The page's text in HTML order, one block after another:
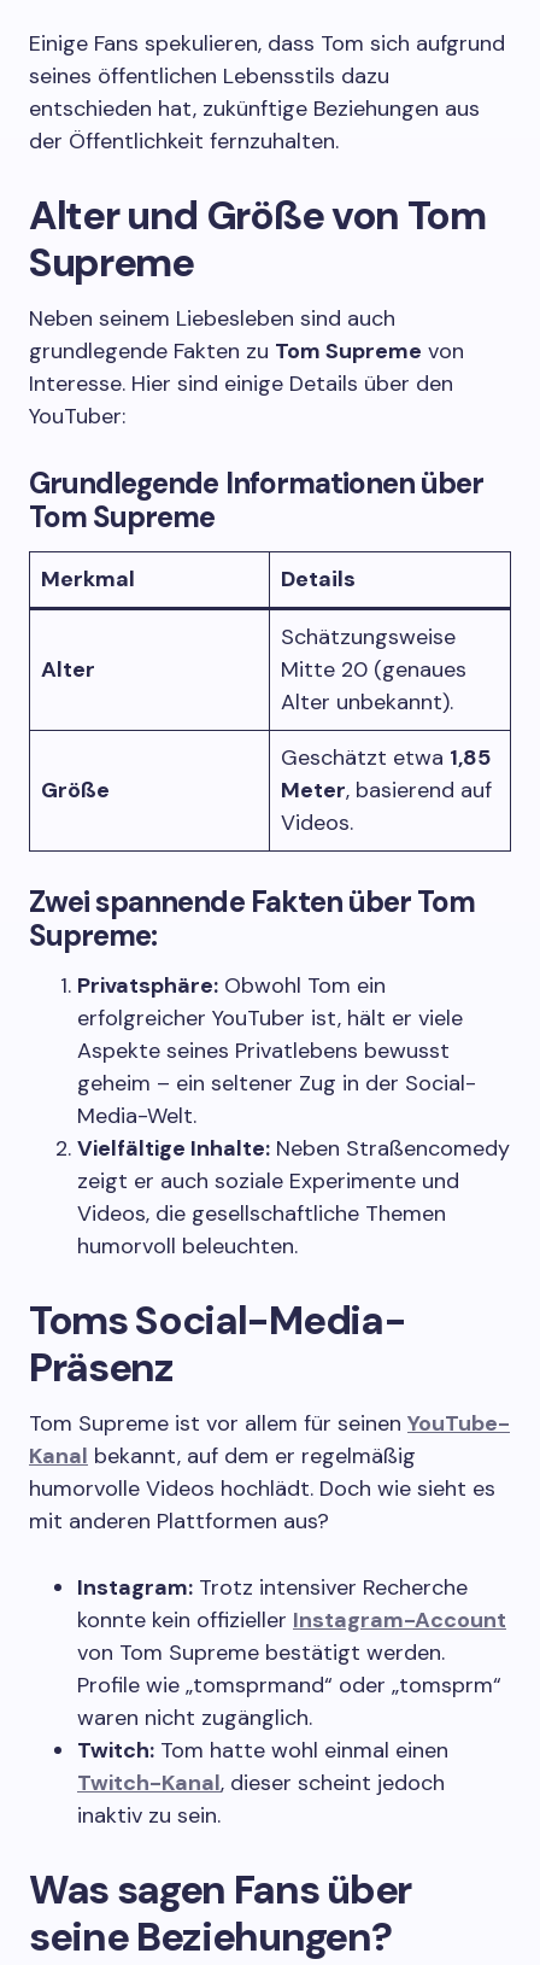
Einige Fans spekulieren, dass Tom sich aufgrund
seines öffentlichen Lebensstils dazu
entschieden hat, zukünftige Beziehungen aus
der Öffentlichkeit fernzuhalten.
Alter und Größe von Tom
Supreme
Neben seinem Liebesleben sind auch
grundlegende Fakten zu Tom Supreme von
Interesse. Hier sind einige Details über den
YouTuber:
Grundlegende Informationen über
Tom Supreme
Merkmal Details
Alter
Schätzungsweise
Mitte 20 (genaues
Alter unbekannt).
Größe
Geschätzt etwa 1,85
Meter, basierend auf
Videos.
Zwei spannende Fakten über Tom
Supreme:
Privatsphäre: Obwohl Tom ein
erfolgreicher YouTuber ist, hält er viele
Aspekte seines Privatlebens bewusst
geheim – ein seltener Zug in der Social-
Media-Welt.
Vielfältige Inhalte: Neben Straßencomedy
zeigt er auch soziale Experimente und
Videos, die gesellschaftliche Themen
humorvoll beleuchten.
Toms Social-Media-
Präsenz
Tom Supreme ist vor allem für seinen YouTube-
Kanal bekannt, auf dem er regelmäßig
humorvolle Videos hochlädt. Doch wie sieht es
mit anderen Plattformen aus?
Instagram: Trotz intensiver Recherche
konnte kein offizieller Instagram-Account
von Tom Supreme bestätigt werden.
Profile wie „tomsprmand“ oder „tomsprm“
waren nicht zugänglich.
Twitch: Tom hatte wohl einmal einen
Twitch-Kanal, dieser scheint jedoch
inaktiv zu sein.
Was sagen Fans über
seine Beziehungen?